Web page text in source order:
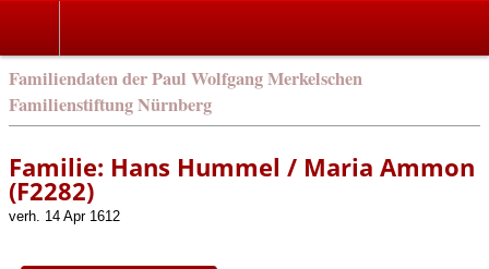
Familiendaten der Paul Wolfgang Merkelschen
Familienstiftung Nürnberg
Familie: Hans Hummel / Maria Ammon
(F2282)
verh. 14 Apr 1612